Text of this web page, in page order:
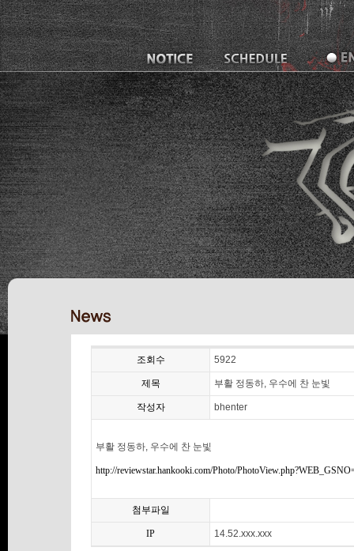
조회수 5922
제목 부활 정동하, 우수에 찬 눈빛
작성자 bhenter
부활 정동하, 우수에 찬 눈빛
http://reviewstar.hankooki.com/Photo/
첨부파일
IP 14.52.xxx.xxx